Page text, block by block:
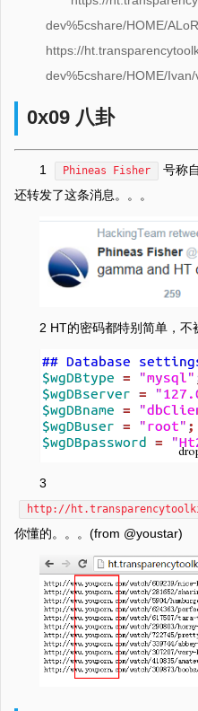
dev%5cshare/HOME/
https://
dev%5cshare/HOME/
0x09 八卦
1 Phineas Fisher
号称
还转发了这条消息。。。
2 HT的密码都特别简单，不
3
http://
你懂的。。。(from @youstar)